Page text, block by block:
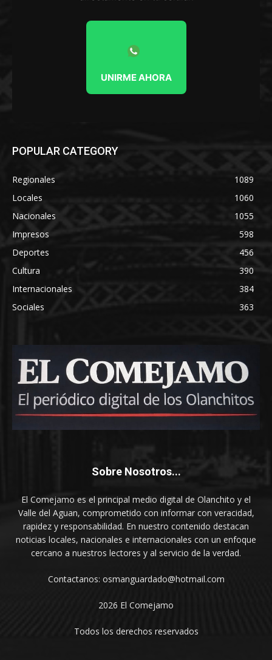
UNIRME AHORA
POPULAR CATEGORY
Regionales
1089
Locales
1060
Nacionales
1055
Impresos
598
Deportes
456
Cultura
390
Internacionales
384
Sociales
363
Sobre Nosotros...
El Comejamo es el principal medio digital de Olanchito y el
Valle del Aguan, comprometido con informar con veracidad,
rapidez y responsabilidad. En nuestro contenido destacan
noticias locales, nacionales e internacionales con un enfoque
cercano a nuestros lectores y al servicio de la verdad.
Contactanos: osmanguardado@hotmail.com
2026 El Comejamo
Todos los derechos reservados